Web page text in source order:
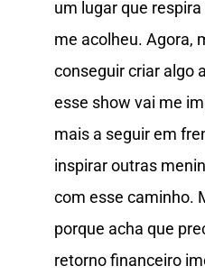
um lugar que
me acolheu. Agora,
conseguir criar algo
esse show vai me
mais a seguir em
inspirar outras
com esse caminho.
porque acha que
retorno financeiro